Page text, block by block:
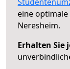
eine optimale
Neresheim.
Erhalten Sie